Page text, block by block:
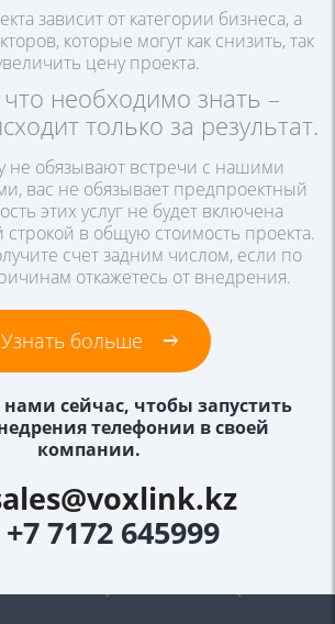
зависит от категории бизнеса, а
которые могут как снизить, так
цену проекта.
необходимо знать –
только за результат.
не обязывают встречи с нашими
вас не обязывает предпроектный
этих услуг не будет включена
в общую стоимость проекта.
счет задним числом, если по
откажетесь от внедрения.
Узнать больше
нами сейчас, чтобы запустить
телефонии в своей
компании.
+7 7172 645999